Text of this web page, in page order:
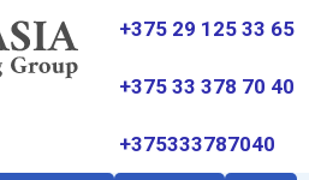
+375 29 125 33 65
+375 33 378 70 40
+375333787040